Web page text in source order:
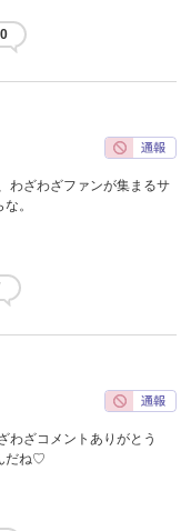
わざわざファンが集まるサ
。
わざコメントありがとう
だね♡